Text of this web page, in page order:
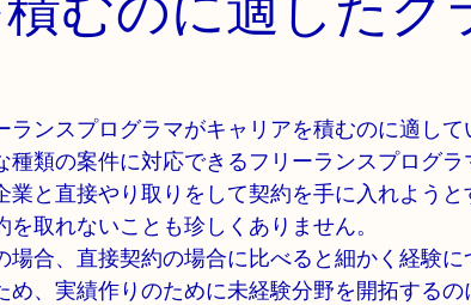
ンスプログラマがキャリアを積むのに適して
類の案件に対応できるフリーランスプログ
業と直接やり取りをして契約を手に入れよう
取れないことも珍しくありません。
場合、直接契約の場合に比べると細かく経験
、実績作りのために未経験分野を開拓するの